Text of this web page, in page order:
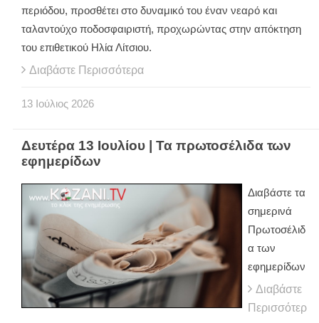
περιόδου, προσθέτει στο δυναμικό του έναν νεαρό και
ταλαντούχο ποδοσφαιριστή, προχωρώντας στην απόκτηση
του επιθετικού Ηλία Λίτσιου.
Διαβάστε Περισσότερα
13 Ιούλιος 2026
Δευτέρα 13 Ιουλίου | Τα πρωτοσέλιδα των
εφημερίδων
Διαβάστε τα
σημερινά
Πρωτοσέλιδ
α των
εφημερίδων
Διαβάστε
Περισσότερ